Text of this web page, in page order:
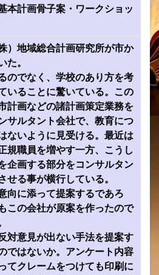
本計画骨子案・ワークショッ
）地域総合計画研究所が市か
た。
のでなく、学校のあり方を考
いることに驚いている。この
計画などの諸計画策定業務を
サルタント会社で、教育につ
ないように見受ける。最近は
規職員を増やす一方、こうし
企画する部分をコンサルタン
せる事が横行している。
向に添って提案するであろ
この会社が原案を作ったので
対意見が出ない手法を提案す
ではないか。アンケート内容
てクレームをつけても印刷に